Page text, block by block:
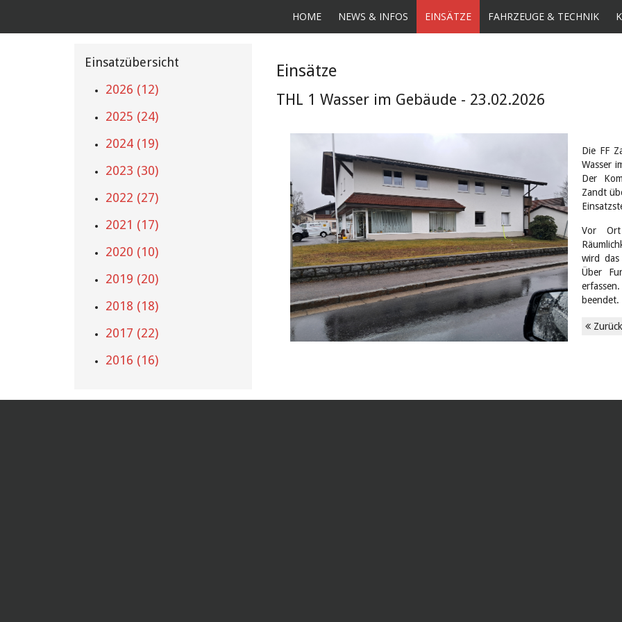
HOME NEWS & INFOS EINSÄTZE FAHRZEUGE & TECHNIK
Einsätze
THL 1 Wasser im Gebäude - 23.02.2026
Die FF
Wasser
Der
Zandt
Vor Ort
wird das
Über
beendet.
Zurück
Einsatzübersicht
2026 (12)
2025 (24)
2024 (19)
2023 (30)
2022 (27)
2021 (17)
2020 (10)
2019 (20)
2018 (18)
2017 (22)
2016 (16)